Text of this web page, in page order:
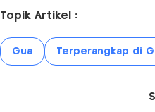
Topik Artikel :
Gua Terperangkap di